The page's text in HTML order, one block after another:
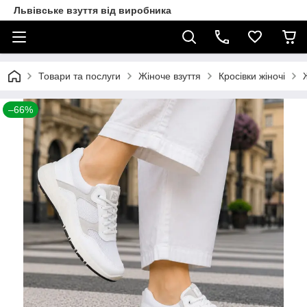
Львівське взуття від виробника
Товари та послуги Жіноче взуття Кросівки жіночі
–66%